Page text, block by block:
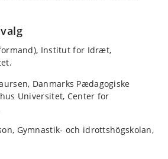
Institut for Idræt,
Danmarks Pædagogiske
Universitet, Center for
Gymnastik- och idrottshögskolan,